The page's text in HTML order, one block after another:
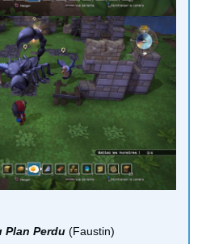
Plan Perdu (Faustin)